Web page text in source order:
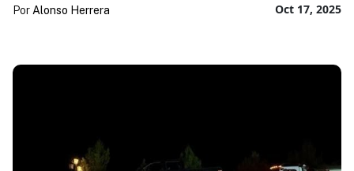
Oct 17, 2025
Por Alonso Herrera